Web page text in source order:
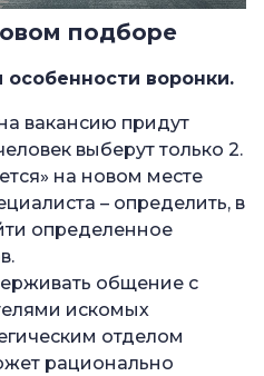
подборе
особенности воронки.
вакансию придут
выберут только 2.
на новом месте
– определить, в
определенное
общение с
искомых
отделом
рационально